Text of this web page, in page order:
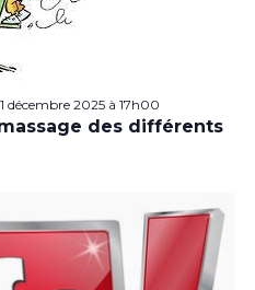
décembre 2025 à 17h00
des différents